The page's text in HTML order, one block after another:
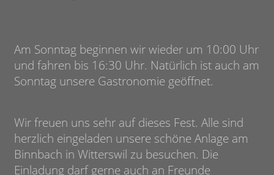
Am Sonntag beginnen wir wieder um 10:00 Uhr
und fahren bis 16:30 Uhr. Natürlich ist auch am
Sonntag unsere Gastronomie geöffnet.
Wir freuen uns sehr auf dieses Fest. Alle sind
herzlich eingeladen unsere schöne Anlage am
Binnbach in Witterswil zu besuchen. Die
Einladung darf gerne auch an Freunde